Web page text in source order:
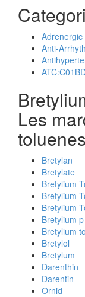
Anti-
Les
Bretylan
Bretylate
Bretylium
Bretylium
Bretylium
Bretylium
Bretylium
Bretylol
Bretylum
Darenthin
Darentin
Ornid